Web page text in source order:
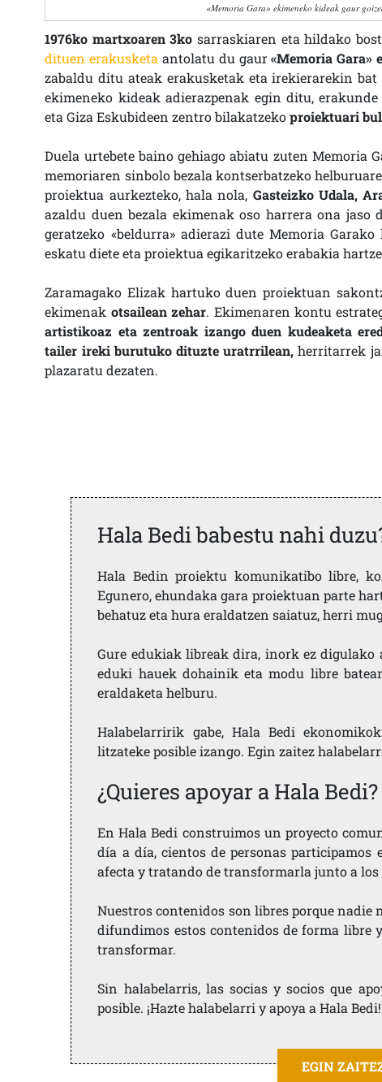
«Memoria Gara» ekimeneko kideak gaur
1976ko martxoaren 3ko sarraskiaren eta hildako
dituen erakusketa antolatu du gaur«Memoria Gara»
zabaldu ditu ateak erakusketak eta irekierarekin bat
ekimeneko kideak adierazpenak egin ditu,
eta Giza Eskubideen zentro bilakatzekoproiektuari
Duela urtebete baino gehiago abiatu zuten Memoria
memoriaren sinbolo bezala kontserbatzeko
proiektua aurkezteko, hala nola, Gasteizko Udala,
azaldu duen bezala ekimenak oso harrera ona
geratzeko «beldurra» adierazi dute Memoria
eskatu diete eta proiektua egikaritzeko erabakia
Zaramagako Elizak hartuko duen proiektuan
ekimenak otsailean zehar. Ekimenaren kontu
artistikoaz eta zentroak izango duen kudeaketa
tailer ireki burutuko dituzte uratrrilean, herritarrek
plazaratu dezaten.
Hala Bedi babestu nahi
Hala Bedin proiektu komunikatibo libre,
Egunero, ehundaka gara proiektuan parte
behatuz eta hura eraldatzen saiatuz, herri
Gure edukiak libreak dira, inork ez digulako
eduki hauek dohainik eta modu libre
eraldaketa helburu.
Halabelarririk gabe, Hala Bedi
litzateke posible izango. Egin zaitez
¿Quieres apoyar a Hala Bedi?
En Hala Bedi construimos un proyecto
día a día, cientos de personas participamos
afecta y tratando de transformarla junto a
Nuestros contenidos son libres porque nadie
difundimos estos contenidos de forma libre
transformar.
Sin halabelarris, las socias y socios que
posible. ¡Hazte halabelarri y apoya a Hala Bedi!
EGIN